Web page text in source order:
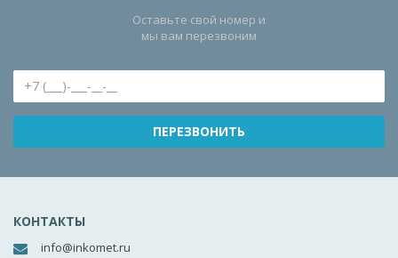
Оставьте свой номер и
мы вам перезвоним
КОНТАКТЫ
info@inkomet.ru